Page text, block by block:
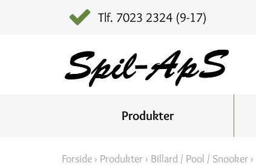
Tlf. 7023 2324 (9-17)
Produkter
Forside › Produkter › Billard / Pool / Snooker ›